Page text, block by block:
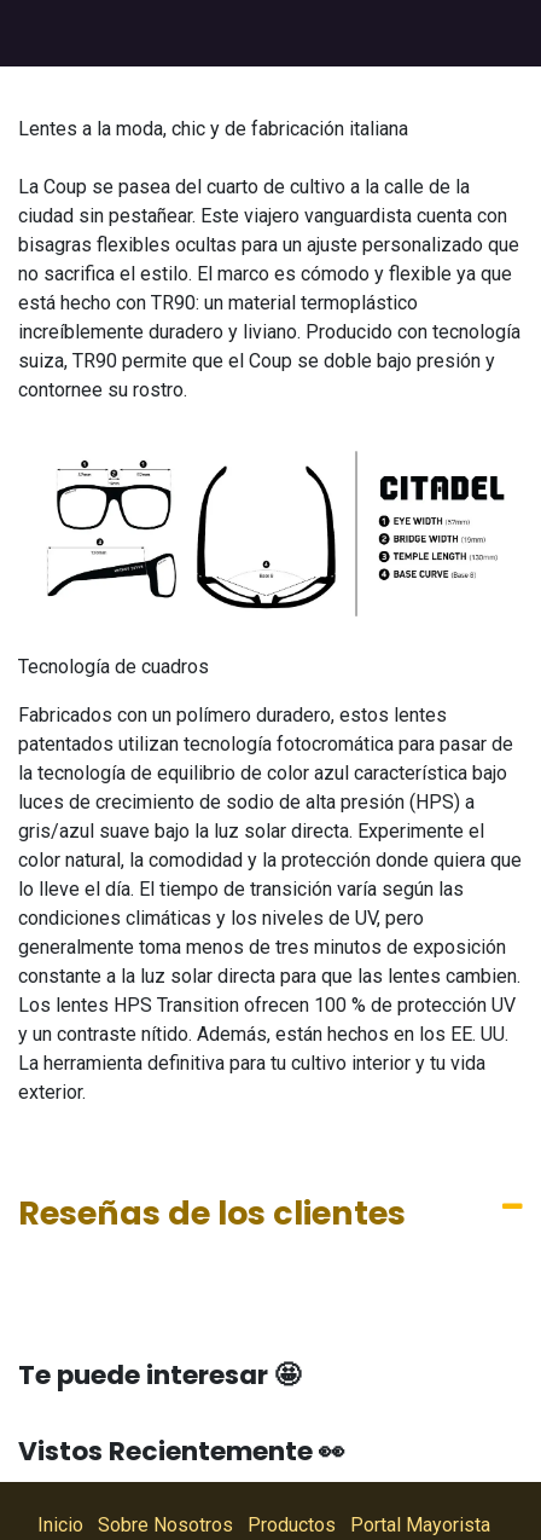
Lentes a la moda, chic y de fabricación italiana
La Coup se pasea del cuarto de cultivo a la calle de la
ciudad sin pestañear. Este viajero vanguardista cuenta con
bisagras flexibles ocultas para un ajuste personalizado que
no sacrifica el estilo. El marco es cómodo y flexible ya que
está hecho con TR90: un material termoplástico
increíblemente duradero y liviano. Producido con tecnología
suiza, TR90 permite que el Coup se doble bajo presión y
contornee su rostro.
Tecnología de cuadros
Fabricados con un polímero duradero, estos lentes
patentados utilizan tecnología fotocromática para pasar de
la tecnología de equilibrio de color azul característica bajo
luces de crecimiento de sodio de alta presión (HPS) a
gris/azul suave bajo la luz solar directa. Experimente el
color natural, la comodidad y la protección donde quiera que
lo lleve el día. El tiempo de transición varía según las
condiciones climáticas y los niveles de UV, pero
generalmente toma menos de tres minutos de exposición
constante a la luz solar directa para que las lentes cambien.
Los lentes HPS Transition ofrecen 100 % de protección UV
y un contraste nítido. Además, están hechos en los EE. UU.
La herramienta definitiva para tu cultivo interior y tu vida
exterior.
Reseñas de los clientes
Te puede interesar 🤩
Vistos Recientemente 👀
Inicio Sobre Nosotros Productos Portal Mayorista